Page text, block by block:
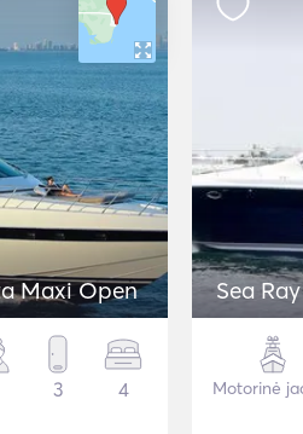
Maxi Open
3 4
Sea Ray
Motorinė